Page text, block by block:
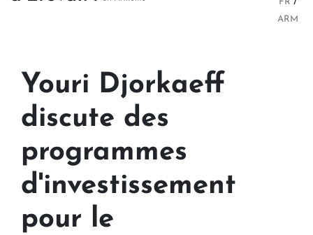
FR
ARM
Youri Djorkaeff
discute des
programmes
d'investissement
pour le